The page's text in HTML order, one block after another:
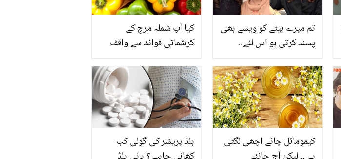
کیا آپ شملہ مرچ کے
کرشماتی فوائد سے واقف
ایسے حیرت انگیز فوائد
جنہیں جان کر آپ بھی آج
ہی سے اس کا استعمال
شروع کر دیں گے
تم میرے بیٹے کو ویسے بھی
پسند کرتی ہو اس لئے۔۔
سے پہلے سب کے سامنے
ماہم عامر سے کیا کہا تھا؟
بلڈ پریشر کی گولی کب
کیمومائل چائے اچھی لگتی